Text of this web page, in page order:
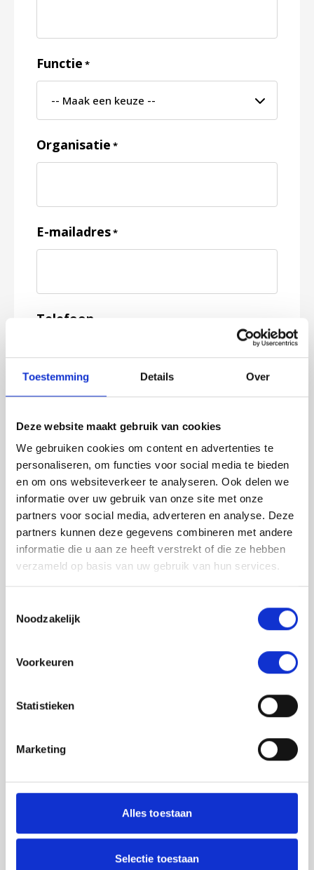
Toestemming Details Over
Deze website maakt gebruik van cookies
We gebruiken cookies om content en advertenties te
personaliseren, om functies voor social media te bieden
en om ons websiteverkeer te analyseren. Ook delen we
informatie over uw gebruik van onze site met onze
partners voor social media, adverteren en analyse. Deze
partners kunnen deze gegevens combineren met andere
informatie die u aan ze heeft verstrekt of die ze hebben
verzameld op basis van uw gebruik van hun services.
Noodzakelijk
Voorkeuren
Statistieken
Marketing
Alles toestaan
Selectie toestaan
Functie *
Organisatie *
E-mailadres*
Telefoon
Jouw feedback wordt verwerkt door de
adviseurs van het team richtlijnen NCJ. Als zij
feedback meegenomen wordt met de
Ik ga akkoord dat mijn gegevens
worden gedeeld met de
zijn bij deze JGZ-richtlijn.